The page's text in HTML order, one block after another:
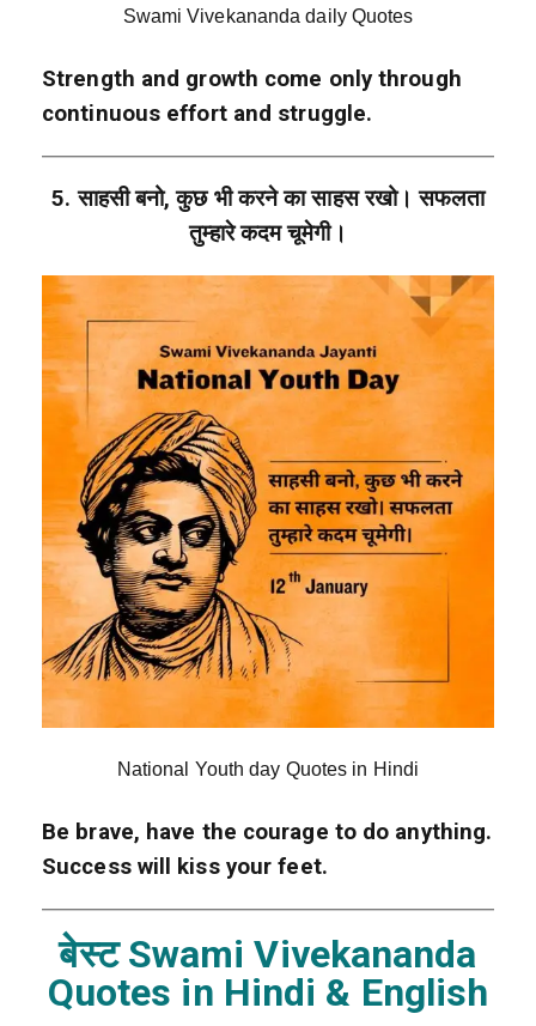
Swami Vivekananda daily Quotes
Strength and growth come only through
continuous effort and struggle.
5. साहसी बनो, कुछ भी करने का साहस रखो। सफलता
तुम्हारे कदम चूमेगी।
National Youth day Quotes in Hindi
Be brave, have the courage to do anything.
Success will kiss your feet.
बेस्टSwamiVivekananda
Quotes in Hindi & English